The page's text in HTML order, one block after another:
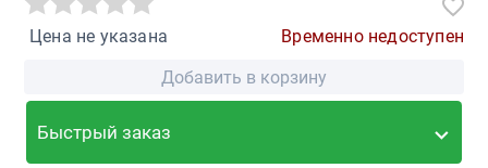
Цена не указана
Временно недоступен
Добавить в корзину
Быстрый заказ